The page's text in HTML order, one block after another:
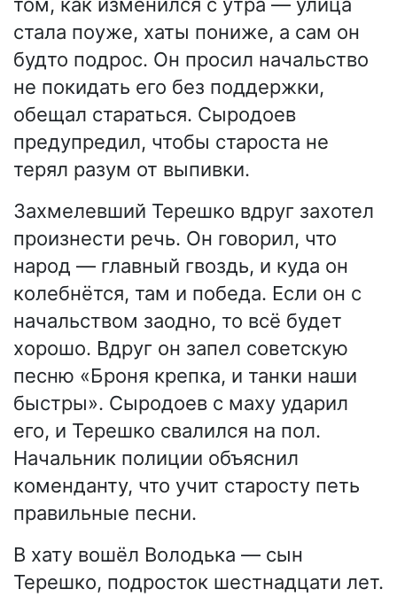
стала поуже, хаты пониже, а сам он
будто подрос. Он просил начальство
не покидать его без поддержки,
обещал стараться. Сыродоев
предупредил, чтобы староста не
терял разум от выпивки.
Захмелевший Терешко вдруг захотел
произнести речь. Он говорил, что
народ — главный гвоздь, и куда он
колебнётся, там и победа. Если он с
начальством заодно, то всё будет
хорошо. Вдруг он запел советскую
песню «Броня крепка, и танки наши
быстры». Сыродоев с маху ударил
его, и Терешко свалился на пол.
Начальник полиции объяснил
коменданту, что учит старосту петь
правильные песни.
В хату вошёл Володька — сын
Терешко, подросток шестнадцати лет.